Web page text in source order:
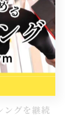
ため、飽き
、無理な動作
ンストラクタ
り組みましょ
ングを継続